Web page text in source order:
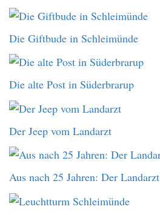
Die Giftbude in Schleimünde
Die alte Post in Süderbrarup
Der Jeep vom Landarzt
Aus nach 25 Jahren: Der Landarzt